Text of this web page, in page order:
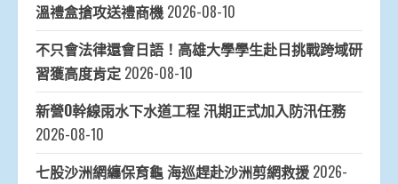
溫禮盒搶攻送禮商機 2026-08-10
不只會法律還會日語！高雄大學學生赴日挑戰跨域研
習獲高度肯定 2026-08-10
新營O幹線雨水下水道工程 汛期正式加入防汛任務
2026-08-10
七股沙洲網纏保育龜 海巡趕赴沙洲剪網救援 2026-